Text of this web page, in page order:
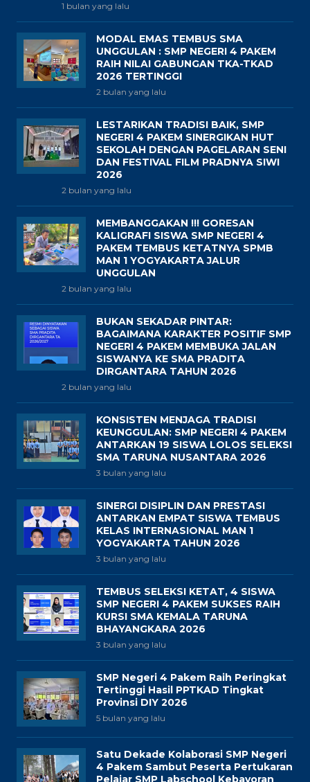
Potensi Terbaik Siswa
4 minggu yang lalu
SOSIALISASI MASA PENGENALAN
LINGKUNGAN SEKOLAH (MPLS)
TAHUN AJARAN 2026/2027
4 minggu yang lalu
KOBARKAN SEMANGAT JUARA,
PENGGALANG SMP NEGERI 4 PAKEM
SUKSES GELAR LOMBA TINGKAT I DI
BUMI PEREMAHAN WONO KEMUNING
BUKAN SEKADAR RUTINITAS: LEWAT
WORKSHOP TAHUNAN, SMP NEGERI
4 PAKEM BIDIK LONJAKAN MUTU
DAN STRATEGI PENERAPAN STEAM
MENUJU TKA 2027
MODAL EMAS TEMBUS SMA
UNGGULAN : SMP NEGERI 4 PAKEM
RAIH NILAI GABUNGAN TKA-TKAD
2026 TERTINGGI
2 bulan yang lalu
LESTARIKAN TRADISI BAIK, SMP
NEGERI 4 PAKEM SINERGIKAN HUT
SEKOLAH DENGAN PAGELARAN SENI
DAN FESTIVAL FILM PRADNYA SIWI
2026
2 bulan yang lalu
MEMBANGGAKAN !!! GORESAN
KALIGRAFI SISWA SMP NEGERI 4
PAKEM TEMBUS KETATNYA SPMB
MAN 1 YOGYAKARTA JALUR
UNGGULAN
2 bulan yang lalu
BUKAN SEKADAR PINTAR:
BAGAIMANA KARAKTER POSITIF SMP
NEGERI 4 PAKEM MEMBUKA JALAN
SISWANYA KE SMA PRADITA
DIRGANTARA TAHUN 2026
2 bulan yang lalu
KONSISTEN MENJAGA TRADISI
KEUNGGULAN: SMP NEGERI 4 PAKEM
ANTARKAN 19 SISWA LOLOS SELEKSI
3 bulan yang lalu